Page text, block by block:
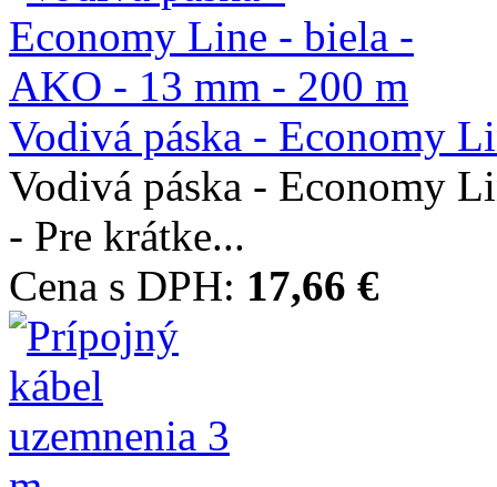
Vodivá páska - Economy
Vodivá páska - Economy
- Pre krátke...
Cena s DPH: 17,66 €